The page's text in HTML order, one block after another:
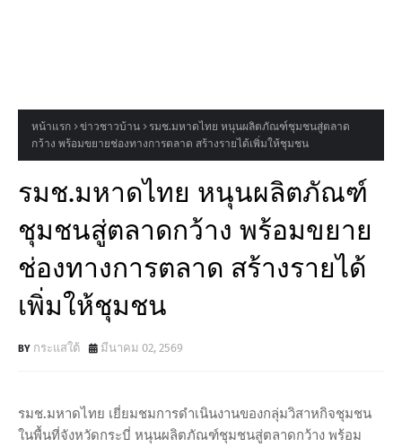
หน้าแรก ข่าวชาวบ้าน
รมช.มหาดไทย หนุนผลิตภัณฑ์ชุมชนสู่ตลาด
กว้าง พร้อมขยายช่องทางการตลาด สร้างรายได้เพิ่มให้ชุมชน
รมช.มหาดไทย หนุนผลิตภัณฑ์
ชุมชนสู่ตลาดกว้าง พร้อมขยาย
ช่องทางการตลาด สร้างรายได้
เพิ่มให้ชุมชน
กระแสใต้ มีนาคม 02, 2569
รมช.มหาดไทย เยี่ยมชมการดำเนินงานของกลุ่มวิสาหกิจชุมชน
ในพื้นที่จังหวัดกระบี่ หนุนผลิตภัณฑ์ชุมชนสู่ตลาดกว้าง พร้อม